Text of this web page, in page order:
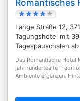
Romantisches
Lange Straße 12,
Tagungshotel mit
Tagespauschalen
Das Romantische Hotel
jahrhundertealte
Ambiente ergänzen.